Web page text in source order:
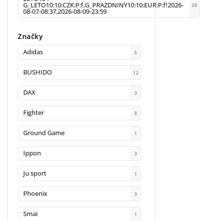
G_LETO10:10:CZK:P:f,G_PRAZDNINY10:10:EUR:P:f!2026-
08-07-08:37,2026-08-09-23:59
38
Značky
Adidas 5
BUSHIDO 12
DAX 3
Fighter 8
Ground Game 1
Ippon 3
Ju sport 1
Phoenix 3
Smai 1